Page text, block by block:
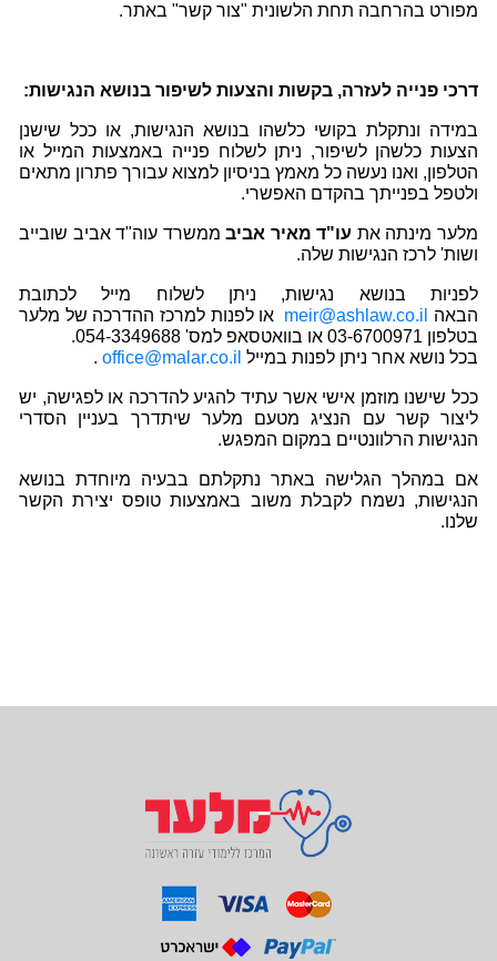
מפורט בהרחבה תחת הלשונית "צור קשר" באתר.
דרכי פנייה לעזרה, בקשות והצעות לשיפור בנושא הנגישות:
במידה ונתקלת בקושי כלשהו בנושא הנגישות, או ככל שישנן
הצעות כלשהן לשיפור, ניתן לשלוח פנייה באמצעות המייל או
הטלפון, ואנו נעשה כל מאמץ בניסיון למצוא עבורך פתרון מתאים
ולטפל בפנייתך בהקדם האפשרי.
מלער מינתה את עו"ד מאיר אביבממשרד עוה"ד אביב שובייב
ושות' לרכז הנגישות שלה.
לפניות בנושא נגישות, ניתן לשלוח מייל לכתובת
הבאה
meir@ashlaw.co.il או לפנות למרכז ההדרכה של מלער
בטלפון 03-6700971 או בוואטסאפ למס' 054-3349688.
בכל נושא אחר ניתן לפנות במייל office@malar.co.il
.
ככל שישנו מוזמן אישי אשר עתיד להגיע להדרכה או לפגישה, יש
ליצור קשר עם הנציג מטעם מלער שיתדרך בעניין הסדרי
הנגישות הרלוונטיים במקום המפגש.
אם במהלך הגלישה באתר נתקלתם בבעיה מיוחדת בנושא
הנגישות, נשמח לקבלת משוב באמצעות טופס יצירת הקשר
שלנו.